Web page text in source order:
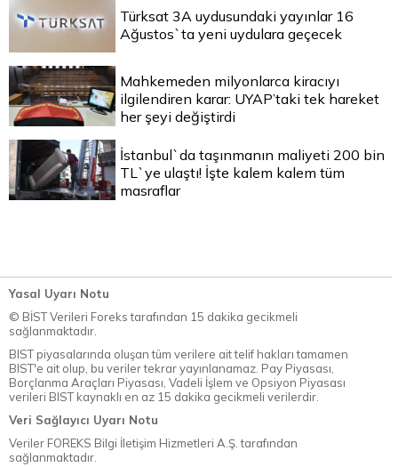
Türksat 3A uydusundaki yayınlar 16
Ağustos`ta yeni uydulara geçecek
Mahkemeden milyonlarca kiracıyı
ilgilendiren karar: UYAP’taki tek hareket
her şeyi değiştirdi
İstanbul`da taşınmanın maliyeti 200 bin
TL`ye ulaştı! İşte kalem kalem tüm
masraflar
Yasal Uyarı Notu
© BİST Verileri Foreks tarafından 15 dakika gecikmeli
sağlanmaktadır.
BIST piyasalarında oluşan tüm verilere ait telif hakları tamamen
BIST'e ait olup, bu veriler tekrar yayınlanamaz. Pay Piyasası,
Borçlanma Araçları Piyasası, Vadeli İşlem ve Opsiyon Piyasası
verileri BIST kaynaklı en az 15 dakika gecikmeli verilerdir.
Veri Sağlayıcı Uyarı Notu
Veriler FOREKS Bilgi İletişim Hizmetleri A.Ş. tarafından
sağlanmaktadır.